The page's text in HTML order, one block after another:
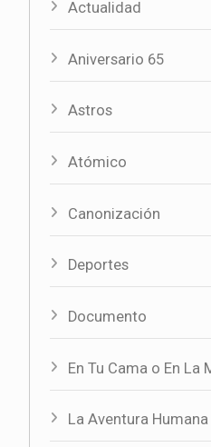
Actualidad
Aniversario 65
Astros
Atómico
Canonización
Deportes
Documento
En Tu Cama o En La
La Aventura Humana